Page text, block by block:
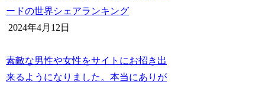
ードの世界シェアランキング
2024年4月12日
素敵な男性や女性をサイトにお招き出
来るようになりました。本当にありが